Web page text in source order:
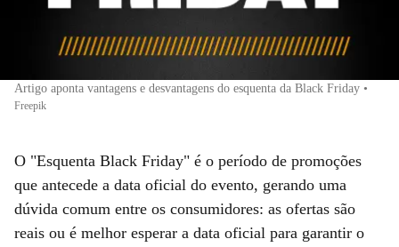
Artigo aponta vantagens e desvantagens do esquenta da Black Friday •
Freepik
O "Esquenta Black Friday" é o período de promoções
que antecede a data oficial do evento, gerando uma
dúvida comum entre os consumidores: as ofertas são
reais ou é melhor esperar a data oficial para garantir o